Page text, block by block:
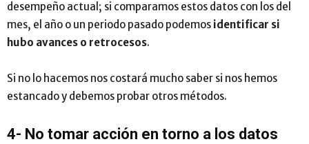
desempeño actual; si comparamos estos datos con los del
mes, el año o un periodo pasado podemos identificar si
hubo avances o retrocesos.
Si no lo hacemos nos costará mucho saber si nos hemos
estancado y debemos probar otros métodos.
4- No tomar acción en torno a los datos